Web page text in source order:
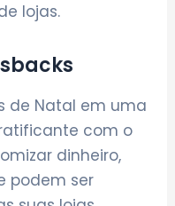
lojas.
de Natal em uma
com o
dinheiro,
podem ser